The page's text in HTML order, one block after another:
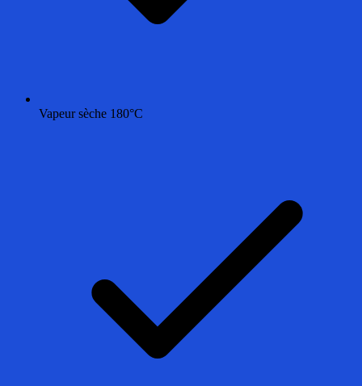
Vapeur sèche 180°C